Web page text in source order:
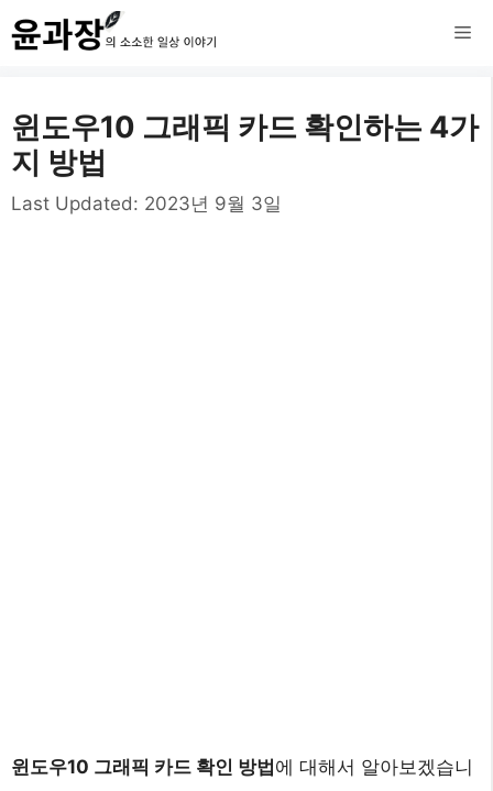
컨
텐
로
건
너
메
윈도우10 그래픽 카드 확인하는 4가
지 방법
Last Updated: 2023년 9월 3일
윈도우10 그래픽 카드 확인 방법에 대해서 알아보겠습니